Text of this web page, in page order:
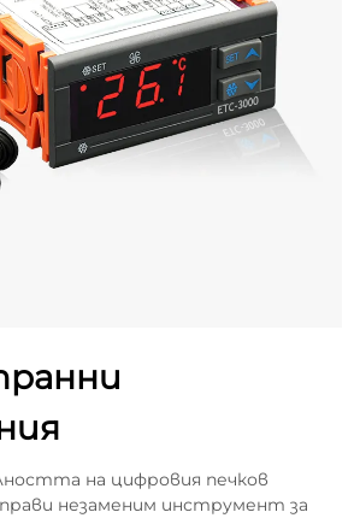
на цифровия печков
незаменим инструмент за